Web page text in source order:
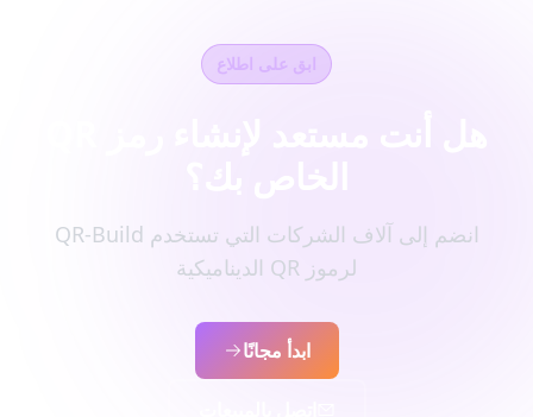
ابق على اطلاع
انضم إلى آلاف الشركات التي تستخدم QR-Build
لرموز QR الديناميكية
ابدأ مجانًا